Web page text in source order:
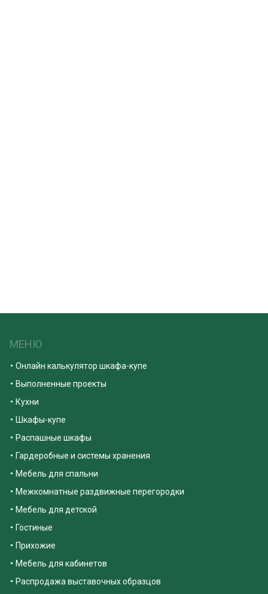
МЕНЮ
Онлайн калькулятор шкафа-купе
Выполненные проекты
Кухни
Шкафы-купе
Распашные шкафы
Гардеробные и системы хранения
Мебель для спальни
Межкомнатные раздвижные перегородки
Мебель для детской
Гостиные
Прихожие
Мебель для кабинетов
Распродажа выставочных образцов